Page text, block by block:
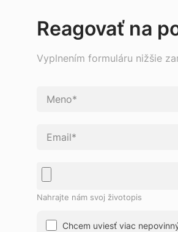
Reagovať na
Vyplnením formuláru nižšie
Nahrajte nám svoj životopis
Chcem uviesť viac